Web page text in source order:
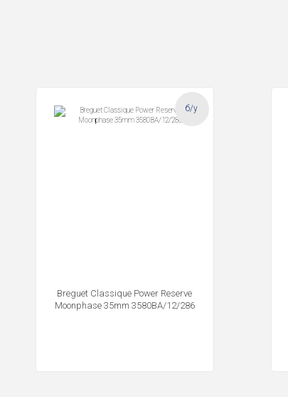
б/у
Breguet Classique Power Reserve
Moonphase 35mm 3580BA/12/286